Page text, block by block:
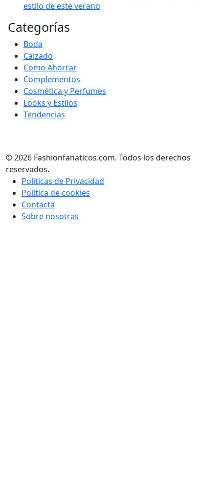
estilo de este verano
Categorías
Boda
Calzado
Como Ahorrar
Complementos
Cosmética y Perfumes
Looks y Estilos
Tendencias
© 2026 Fashionfanaticos.com. Todos los derechos
reservados.
Politicas de Privacidad
Política de cookies
Contacta
Sobre nosotras